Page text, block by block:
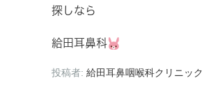
探しなら
給田耳鼻科
投稿者: 給田耳鼻咽喉科クリニック